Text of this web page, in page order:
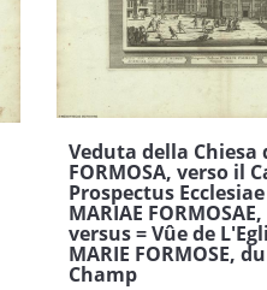
Veduta della Chiesa
FORMOSA, verso il
Prospectus
MARIAE
versus = Vûe de
MARIE FORMOSE,
Champ